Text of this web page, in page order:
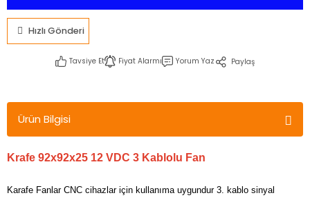
Hızlı Gönderi
Tavsiye Et Fiyat Alarmı Yorum Yaz Paylaş
Ürün Bilgisi
Krafe 92x92x25 12 VDC 3 Kablolu Fan
Karafe Fanlar CNC cihazlar için kullanıma uygundur 3. kablo sinyal